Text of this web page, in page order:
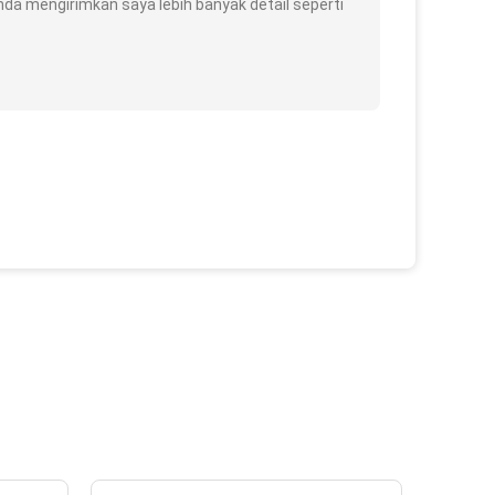
mengirimkan saya lebih banyak detail seperti